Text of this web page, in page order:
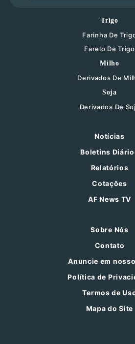
Trigo
Farinha De
Farelo De Trigo
Milho
Derivados De
Soja
Derivados De
Notícias
Boletins
Relatórios
Cotações
AF News TV
Sobre Nós
Contato
Anuncie em
Política de
Termos de
Mapa do Site